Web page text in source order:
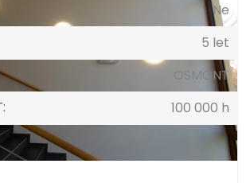
Ne
5 let
OSMONT
: 100 000 h